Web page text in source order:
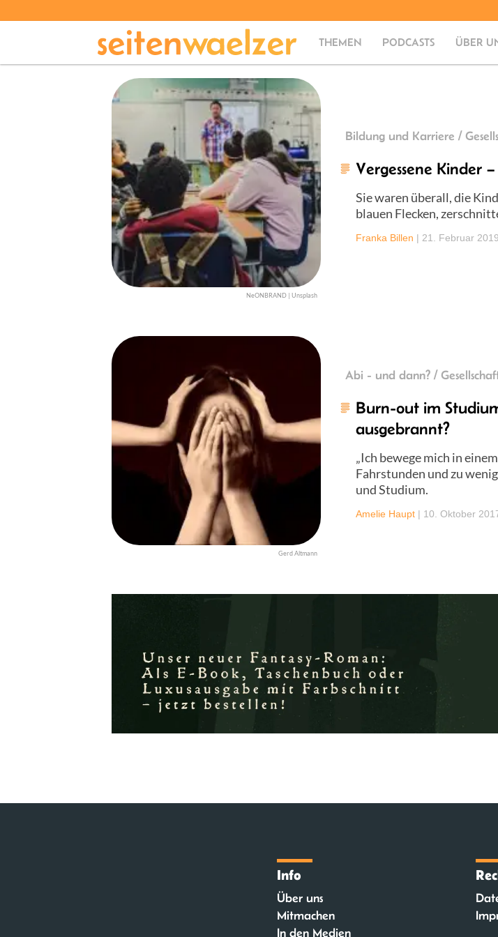
THEMEN PODCASTS ÜBER
NeONBRAND | Unsplash
Bildung und Karriere /
Vergessene Kinder
Sie waren überall, die
blauen Flecken,
Franka Billen | 21. Februar 2019
Gerd Altmann
Abi - und dann? /
Burn-out im
ausgebrannt?
„Ich bewege mich in
Fahrstunden und zu
und Studium.
Amelie Haupt | 10. Oktober
Info
Über uns
Mitmachen
In den Medien